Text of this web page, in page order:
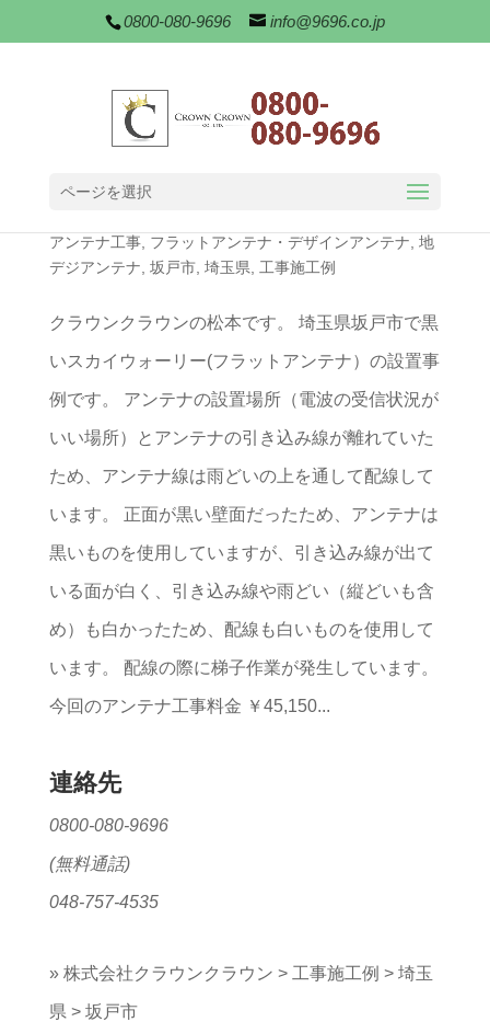
0800-080-9696 info@9696.co.jp
ページを選択
アンテナ工事, フラットアンテナ・デザインアンテナ 地
デジアンテナ 坂戸市, 埼玉県 工事施工例
クラウンクラウンの松本です。 埼玉県坂戸市で黒
いスカイウォーリー(フラットアンテナ）の設置事
例です。 アンテナの設置場所（電波の受信状況が
いい場所）とアンテナの引き込み線が離れていた
ため、アンテナ線は雨どいの上を通して配線して
います。 正面が黒い壁面だったため、アンテナは
黒いものを使用していますが、引き込み線が出て
いる面が白く、引き込み線や雨どい（縦どいも含
め）も白かったため、配線も白いものを使用して
います。 配線の際に梯子作業が発生しています。
今回のアンテナ工事料金 ￥45,150...
連絡先
0800-080-9696
(無料通話)
048-757-4535
» 株式会社クラウンクラウン > 工事施工例 > 埼玉
県 > 坂戸市